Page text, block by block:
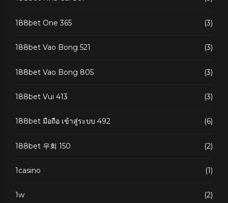
188bet One 365 (3)
188bet Vao Bong 521 (3)
188bet Vao Bong 805 (3)
188bet Vui 413 (3)
188bet มือถือ เข้าสู่ระบบ 492 (6)
188bet 우회 150 (2)
1casino (1)
1w (2)